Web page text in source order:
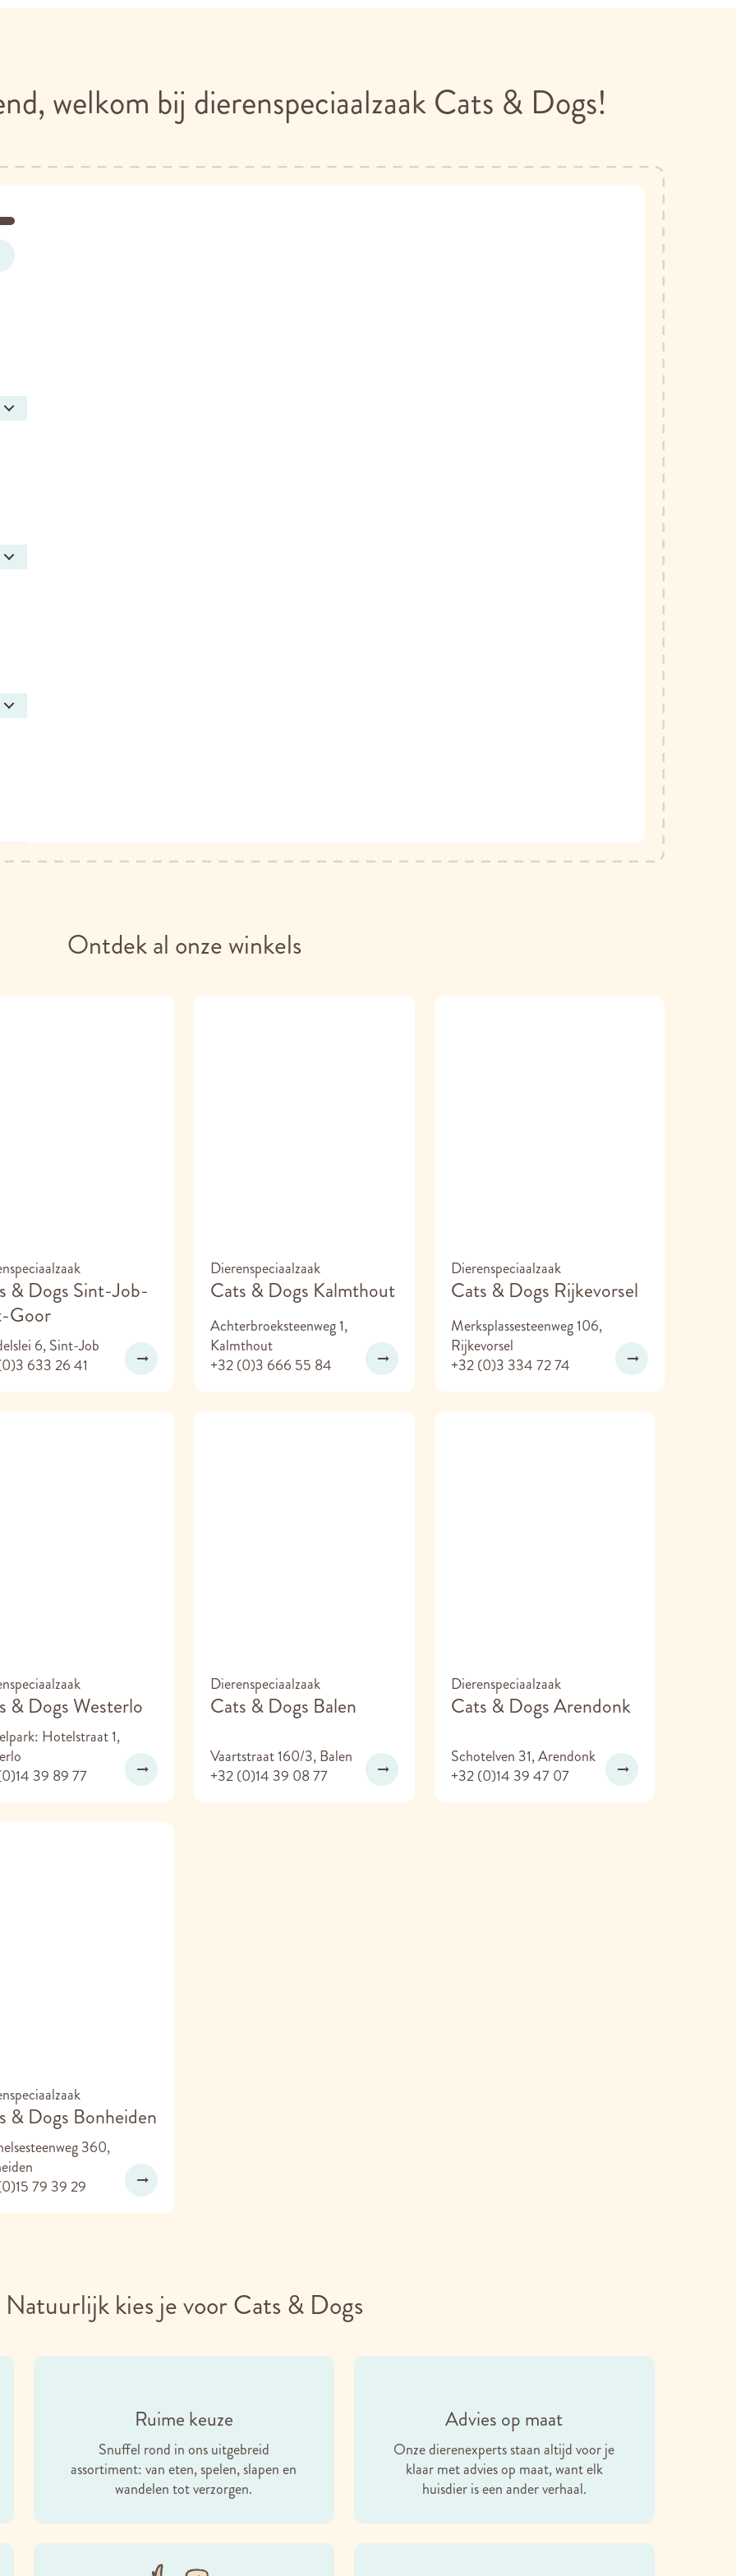
welkom bij dierenspeciaalzaak Cats & Dogs!
Ontdek al onze winkels
& Dogs Sint-Job-
Goor
6, Sint-Job
633 26 41
Dierenspeciaalzaak
Cats & Dogs Kalmthout
Achterbroeksteenweg 1,
Kalmthout
+32 (0)3 666 55 84
Dierenspeciaalzaak
Cats & Dogs Rijkevorsel
Merksplassesteenweg 106,
Rijkevorsel
+32 (0)3 334 72 74
& Dogs Westerlo
Hotelstraat 1,
39 89 77
Dierenspeciaalzaak
Cats & Dogs Balen
Vaartstraat 160/3, Balen
+32 (0)14 39 08 77
Dierenspeciaalzaak
Cats & Dogs Arendonk
Schotelven 31, Arendonk
+32 (0)14 39 47 07
& Dogs Bonheiden
360,
79 39 29
Natuurlijk kies je voor Cats & Dogs
Ruime keuze
Snuffel rond in ons uitgebreid
assortiment: van eten, spelen, slapen en
wandelen tot verzorgen.
Advies op maat
Onze dierenexperts staan altijd voor je
klaar met advies op maat, want elk
huisdier is een ander verhaal.